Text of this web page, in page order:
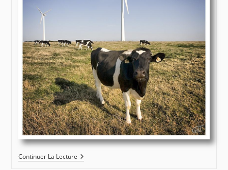
Continuer La LectureFécamp
–